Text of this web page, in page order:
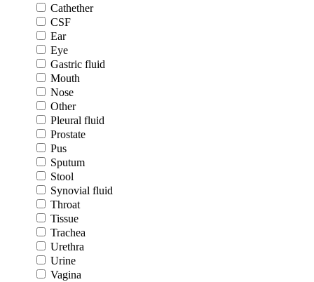
Cathether
CSF
Ear
Eye
Gastric fluid
Mouth
Nose
Other
Pleural fluid
Prostate
Pus
Sputum
Stool
Synovial fluid
Throat
Tissue
Trachea
Urethra
Urine
Vagina